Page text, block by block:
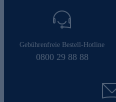
Gebührenfreie Bestell-Hotline
0800 29 88 88